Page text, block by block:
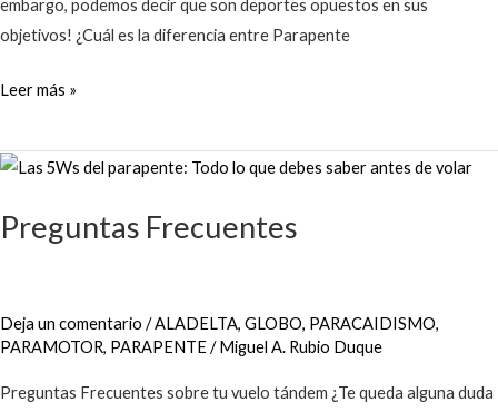
embargo, podemos decir que son deportes opuestos en sus
objetivos! ¿Cuál es la diferencia entre Parapente
Leer más »
Preguntas Frecuentes
Deja un comentario /ALADELTA, GLOBO, PARACAIDISMO,
PARAMOTOR, PARAPENTE/Miguel A. Rubio Duque
Preguntas Frecuentes sobre tu vuelo tándem ¿Te queda alguna duda
Preguntas